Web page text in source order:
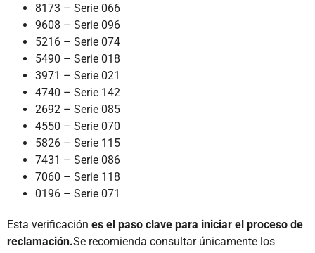
8173 – Serie 066
9608 – Serie 096
5216 – Serie 074
5490 – Serie 018
3971 – Serie 021
4740 – Serie 142
2692 – Serie 085
4550 – Serie 070
5826 – Serie 115
7431 – Serie 086
7060 – Serie 118
0196 – Serie 071
Esta verificación es el paso clave para iniciar el proceso de
reclamación.Se recomienda consultar únicamente los